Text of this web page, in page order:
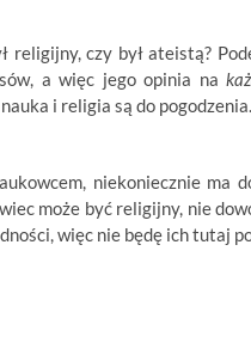
czy był ateistą?
a więc jego opinia na
i religia są do pogodzenia.
niekoniecznie ma
może być religijny, nie
więc nie będę ich tutaj